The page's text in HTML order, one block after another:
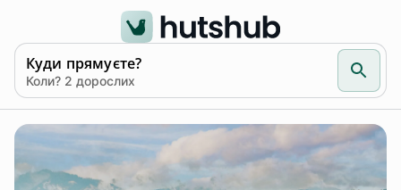
Куди прямуєте?
Коли? 2 дорослих